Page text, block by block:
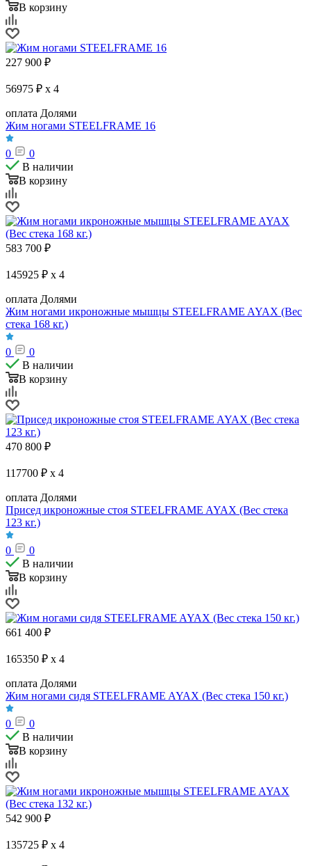
В корзину
227 900 ₽
56975 ₽ x 4
оплата Долями
Жим ногами STEELFRAME 16
0
0
В наличии
В корзину
583 700 ₽
145925 ₽ x 4
оплата Долями
Жим ногами икроножные мышцы STEELFRAME AYAX (Вес
стека 168 кг.)
0
0
В наличии
В корзину
470 800 ₽
117700 ₽ x 4
оплата Долями
Присед икроножные стоя STEELFRAME AYAX (Вес стека
123 кг.)
0
0
В наличии
В корзину
661 400 ₽
165350 ₽ x 4
оплата Долями
Жим ногами сидя STEELFRAME AYAX (Вес стека 150 кг.)
0
0
В наличии
В корзину
542 900 ₽
135725 ₽ x 4